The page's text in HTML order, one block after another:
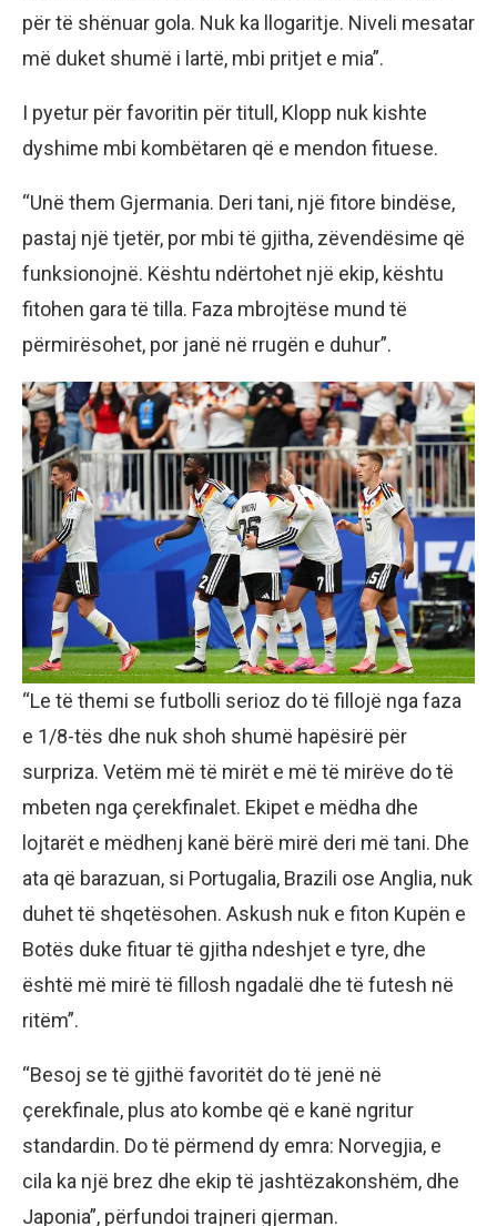
për të shënuar gola. Nuk ka llogaritje. Niveli mesatar
më duket shumë i lartë, mbi pritjet e mia”.
I pyetur për favoritin për titull, Klopp nuk kishte
dyshime mbi kombëtaren që e mendon fituese.
“Unë them Gjermania. Deri tani, një fitore bindëse,
pastaj një tjetër, por mbi të gjitha, zëvendësime që
funksionojnë. Kështu ndërtohet një ekip, kështu
fitohen gara të tilla. Faza mbrojtëse mund të
përmirësohet, por janë në rrugën e duhur”.
“Le të themi se futbolli serioz do të fillojë nga faza
e 1/8-tës dhe nuk shoh shumë hapësirë për
surpriza. Vetëm më të mirët e më të mirëve do të
mbeten nga çerekfinalet. Ekipet e mëdha dhe
lojtarët e mëdhenj kanë bërë mirë deri më tani. Dhe
ata që barazuan, si Portugalia, Brazili ose Anglia, nuk
duhet të shqetësohen. Askush nuk e fiton Kupën e
Botës duke fituar të gjitha ndeshjet e tyre, dhe
është më mirë të fillosh ngadalë dhe të futesh në
ritëm”.
“Besoj se të gjithë favoritët do të jenë në
çerekfinale, plus ato kombe që e kanë ngritur
standardin. Do të përmend dy emra: Norvegjia, e
cila ka një brez dhe ekip të jashtëzakonshëm, dhe
Japonia”, përfundoi trajneri gjerman.